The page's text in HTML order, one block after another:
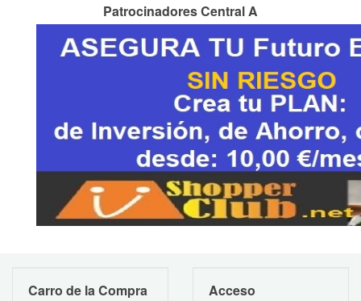
Patrocinadores Central A
Carro de la Compra Acceso